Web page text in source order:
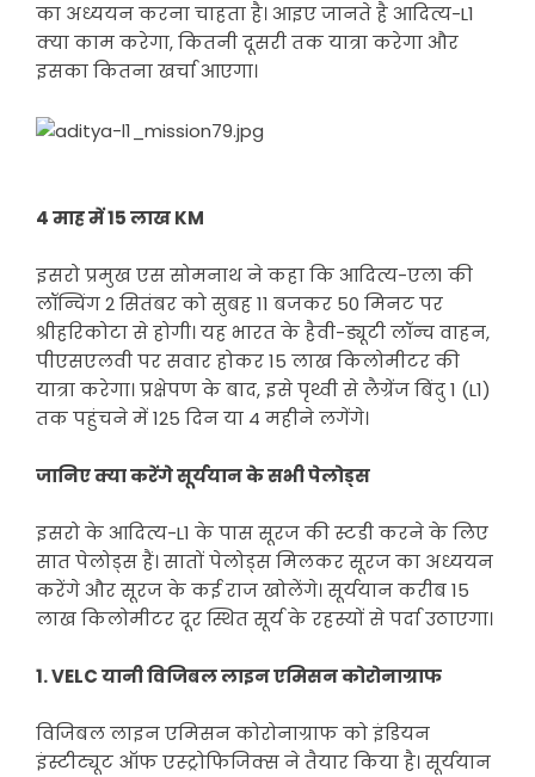
का अध्ययन करना चाहता है। आइए जानते है आदित्य-L1
क्या काम करेगा, कितनी दूसरी तक यात्रा करेगा और
इसका कितना खर्चा आएगा।
4 माह में 15 लाख KM
इसरो प्रमुख एस सोमनाथ ने कहा कि आदित्य-एल1 की
लॉन्चिंग 2 सितंबर को सुबह 11 बजकर 50 मिनट पर
श्रीहरिकोटा से होगी। यह भारत के हैवी-ड्यूटी लॉन्च वाहन,
पीएसएलवी पर सवार होकर 15 लाख किलोमीटर की
यात्रा करेगा। प्रक्षेपण के बाद, इसे पृथ्वी से लैग्रेंज बिंदु 1 (L1)
तक पहुंचने में 125 दिन या 4 महीने लगेंगे।
जानिए क्या करेंगे सूर्ययान के सभी पेलोड्स
इसरो के आदित्य-L1 के पास सूरज की स्टडी करने के लिए
सात पेलोड्स हैं। सातों पेलोड्स मिलकर सूरज का अध्ययन
करेंगे और सूरज के कई राज खोलेंगे। सूर्ययान करीब 15
लाख किलोमीटर दूर स्थित सूर्य के रहस्यों से पर्दा उठाएगा।
1. VELC यानी विजिबल लाइन एमिसन कोरोनाग्राफ
विजिबल लाइन एमिसन कोरोनाग्राफ को इंडियन
इंस्टीट्यूट ऑफ एस्ट्रोफिजिक्स ने तैयार किया है। सूर्ययान